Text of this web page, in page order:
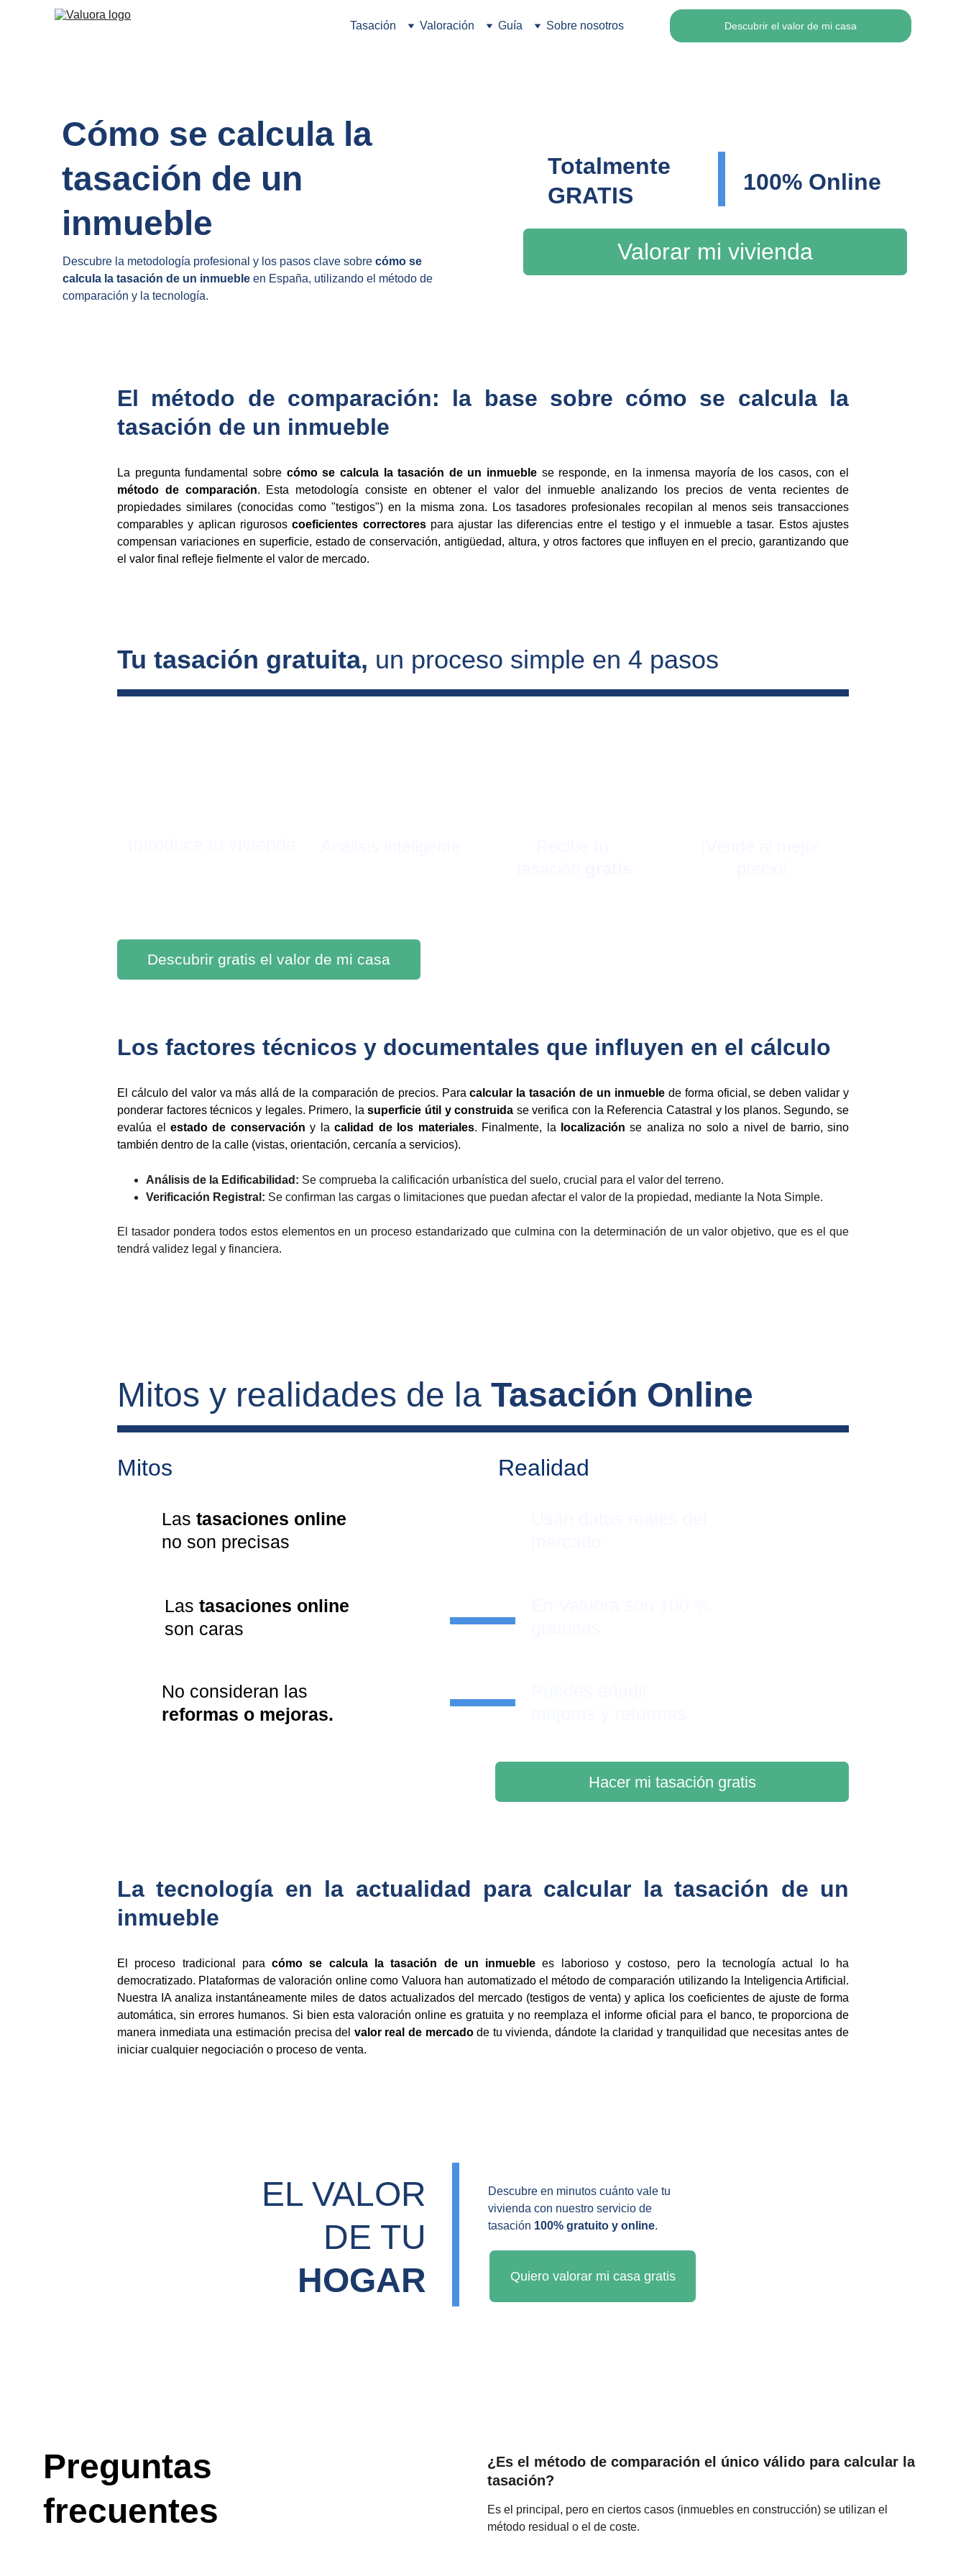
Tasación Valoración Guía Sobre nosotros Descubrir el valor de mi casa
Cómo se calcula la
tasación de un
inmueble
Descubre la metodología profesional y los pasos clave sobre cómo se
calcula la tasación de un inmueble en España, utilizando el método de
comparación y la tecnología.
Totalmente
GRATIS
Valorar mi vivienda
100% Online
El método de comparación: la base sobre cómo se calcula la
tasación de un inmueble
La pregunta fundamental sobre cómo se calcula la tasación de un inmueble se responde, en la inmensa mayoría de los casos, con el
método de comparación. Esta metodología consiste en obtener el valor del inmueble analizando los precios de venta recientes de
propiedades similares (conocidas como "testigos") en la misma zona. Los tasadores profesionales recopilan al menos seis transacciones
comparables y aplican rigurososcoeficientes correctorespara ajustar las diferencias entre el testigo y el inmueble a tasar. Estos ajustes
compensan variaciones en superficie, estado de conservación, antigüedad, altura, y otros factores que influyen en el precio, garantizando que
el valor final refleje fielmente el valor de mercado.
Descubrir gratis el valor de mi casa
Tu tasación gratuita, un proceso simple en 4 pasos
Los factores técnicos y documentales que influyen en el cálculo
El cálculo del valor va más allá de la comparación de precios. Paracalcular la tasación de un inmueblede forma oficial, se deben validar y
ponderar factores técnicos y legales. Primero, lasuperficie útil y construida se verifica con la Referencia Catastral y los planos. Segundo, se
evalúa el estado de conservación y lacalidad de los materiales. Finalmente, la localización se analiza no solo a nivel de barrio, sino
también dentro de la calle (vistas, orientación, cercanía a servicios).
Análisis de la Edificabilidad: Se comprueba la calificación urbanística del suelo, crucial para el valor del terreno.
Verificación Registral: Se confirman las cargas o limitaciones que puedan afectar el valor de la propiedad, mediante la Nota Simple.
El tasador pondera todos estos elementos en un proceso estandarizado que culmina con la determinación de un valor objetivo, que es el que
tendrá validez legal y financiera.
Hacer mi tasación gratis
Mitos y realidades de la Tasación Online
Mitos Realidad
Las tasaciones online
no son precisas
Las tasaciones online
son caras
No consideran las
reformas o mejoras.
La tecnología en la actualidad para calcular la tasación de un
inmueble
El proceso tradicional paracómo se calcula la tasación de un inmueble es laborioso y costoso, pero la tecnología actual lo ha
democratizado. Plataformas de valoración online como Valuora han automatizado el método de comparación utilizando la Inteligencia Artificial.
Nuestra IA analiza instantáneamente miles de datos actualizados del mercado (testigos de venta) y aplica los coeficientes de ajuste de forma
automática, sin errores humanos. Si bien esta valoración online es gratuita y no reemplaza el informe oficial para el banco, te proporciona de
manera inmediata una estimación precisa del valor real de mercadode tu vivienda, dándote la claridad y tranquilidad que necesitas antes de
iniciar cualquier negociación o proceso de venta.
EL VALOR
DE TU
HOGAR
Quiero valorar mi casa gratis
Descubre en minutos cuánto vale tu
vivienda con nuestro servicio de
tasación 100% gratuito y online.
Preguntas
frecuentes
¿Es el método de comparación el único válido para calcular la
tasación?
Es el principal, pero en ciertos casos (inmuebles en construcción) se utilizan el
método residual o el de coste.